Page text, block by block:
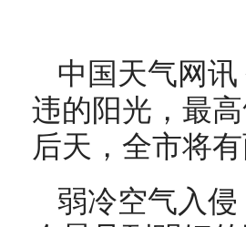
中国天气网
违的阳光，最
后天，全市将
弱冷空气入